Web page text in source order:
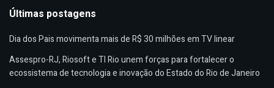
Últimas postagens
Dia dos Pais movimenta mais de R$ 30 milhões em TV linear
Assespro-RJ, Riosoft e TI Rio unem forças para fortalecer o
ecossistema de tecnologia e inovação do Estado do Rio de Janeiro